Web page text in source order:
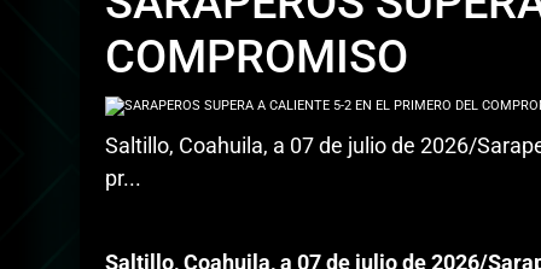
COMPROMISO
Saltillo, Coahuila, a 07 de julio de 2026/
pr...
Saltillo, Coahuila, a 07 de julio de 2026/